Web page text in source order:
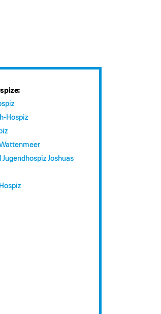
Hospiz
Jugendhospiz Joshuas